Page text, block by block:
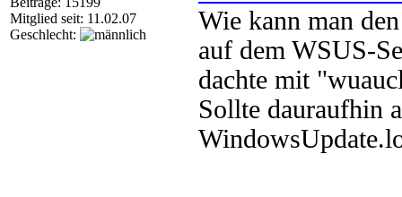
Mitglied seit: 11.02.07
Geschlecht:
Wie kann man
auf dem WSUS-
dachte mit
Sollte dauraufhin